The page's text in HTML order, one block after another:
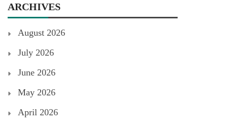
ARCHIVES
August 2026
July 2026
June 2026
May 2026
April 2026